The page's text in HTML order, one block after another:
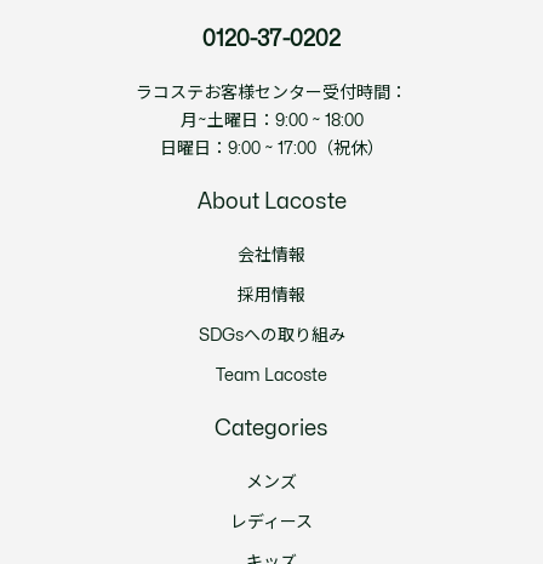
0120-37-0202
ラコステお客様センター受付時間：
月~土曜日：9:00 ~ 18:00
日曜日：9:00 ~ 17:00（祝休）
About Lacoste
会社情報
採用情報
SDGsへの取り組み
Team Lacoste
Categories
メンズ
レディース